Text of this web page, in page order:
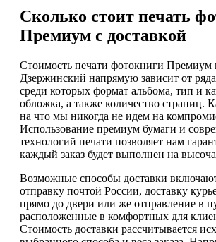
Сколько стоит печать
Премиум с доставкой
Стоимость печати фотокниги Премиум
Дзержинский напрямую зависит от
среди которых формат альбома, тип и
обложка, а также количество страниц.
на что мы никогда не идем на
Использование премиум бумаги и
технологий печати позволяет нам
каждый заказ будет выполнен на
Возможные способы доставки
отправку почтой России, доставку
прямо до двери или же отправление в
расположенные в комфортных для
Стоимость доставки рассчитывается